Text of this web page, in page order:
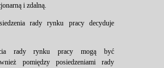
i zdalną.
rady rynku pracy decyduje
rady rynku pracy mogą być
pomiędzy posiedzeniami rady